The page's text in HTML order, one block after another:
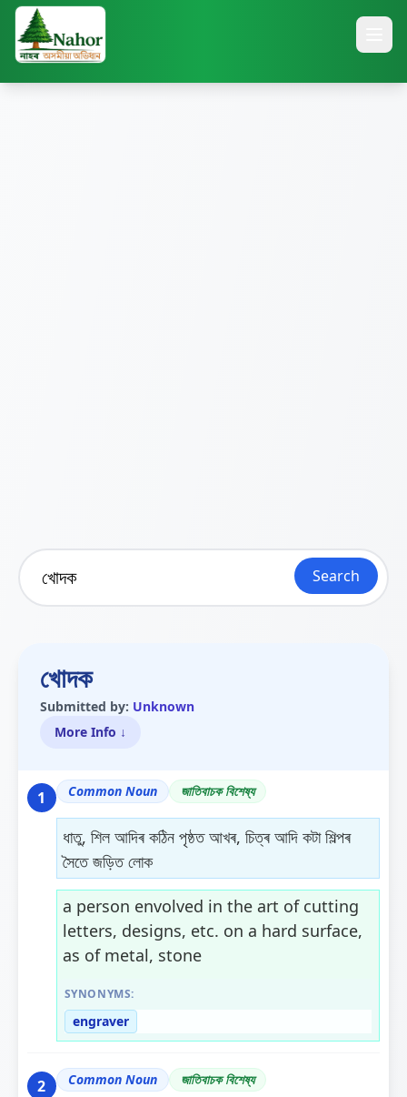
Search
খোদক
Submitted by: Unknown
More Info ↓
1 Common Noun জাতিবাচক বিশেষ্য
ধাতু, শিল আদিৰ কঠিন পৃষ্ঠত আখৰ, চিত্ৰ আদি কটা শিল্পৰ
সৈতে জড়িত লোক
a person envolved in the art of cutting
letters, designs, etc. on a hard surface,
as of metal, stone
SYNONYMS:
engraver
2 Common Noun জাতিবাচক বিশেষ্য